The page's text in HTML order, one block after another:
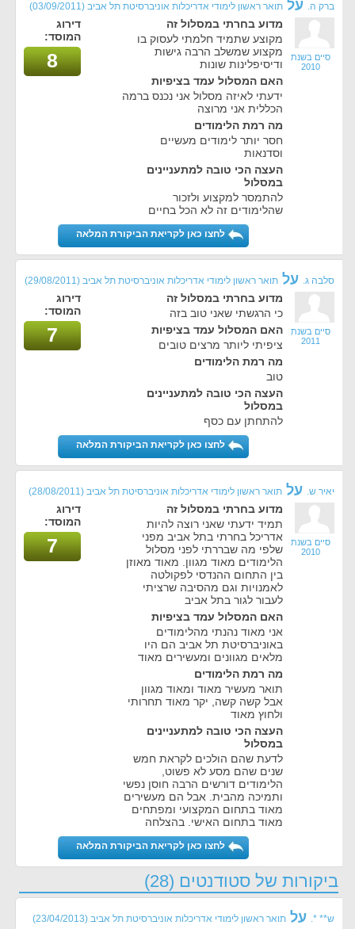
ברק ה. על תואר ראשון לימודי אדריכלות אוניברסיטת תל אביב (03/09/2011)
סיים בשנת
2010
מדוע בחרתי במסלול זה
מקוצע שתמיד חלמתי לעסוק בו
מקצוע שמשלב הרבה גישות
ודיסיפלינות שונות
האם המסלול עמד בציפיות
ידעתי לאיזה מסלול אני נכנס ברמה
הכללית אני מרוצה
מה רמת הלימודים
חסר יותר לימודים מעשיים
וסדנאות
העצה הכי טובה למתעניינים
במסלול
להתמסר למקצוע ולזכור
שהלימודים זה לא הכל בחיים
דירוג
המוסד:
8
לחצו כאן לקריאת הביקורת המלאה
סלבה ג. על תואר ראשון לימודי אדריכלות אוניברסיטת תל אביב (29/08/2011)
סיים בשנת
2011
מדוע בחרתי במסלול זה
כי הרגשתי שאני טוב בזה
האם המסלול עמד בציפיות
ציפיתי ליותר מרצים טובים
מה רמת הלימודים
טוב
העצה הכי טובה למתעניינים
במסלול
להתחתן עם כסף
דירוג
המוסד:
7
לחצו כאן לקריאת הביקורת המלאה
יאיר ש. על תואר ראשון לימודי אדריכלות אוניברסיטת תל אביב (28/08/2011)
סיים בשנת
2010
מדוע בחרתי במסלול זה
תמיד ידעתי שאני רוצה להיות
אדריכל בחרתי בתל אביב מפני
שלפי מה שבררתי לפני מסלול
הלימודים מאוד מגוון. מאוד מאוזן
בין התחום ההנדסי לפקולטה
לאמנויות וגם מהסיבה שרציתי
לעבור לגור בתל אביב
האם המסלול עמד בציפיות
אני מאוד נהנתי מהלימודים
באוניברסיטת תל אביב הם היו
מלאים מגוונים ומעשירים מאוד
מה רמת הלימודים
תואר מעשיר מאוד ומאוד מגוון
אבל קשה קשה, יקר מאוד תחרותי
ולחוץ מאוד
העצה הכי טובה למתעניינים
במסלול
לדעת שהם הולכים לקראת חמש
שנים שהם מסע לא פשוט,
הלימודים דורשים הרבה חוסן נפשי
ותמיכה מהבית. אבל הם מעשירים
מאוד בתחום המקצועי ומפתחים
מאוד בתחום האישי. בהצלחה
דירוג
המוסד:
7
לחצו כאן לקריאת הביקורת המלאה
ביקורות של סטודנטים (28)
ש** *. על תואר ראשון לימודי אדריכלות אוניברסיטת תל אביב (
23/04/2013
)